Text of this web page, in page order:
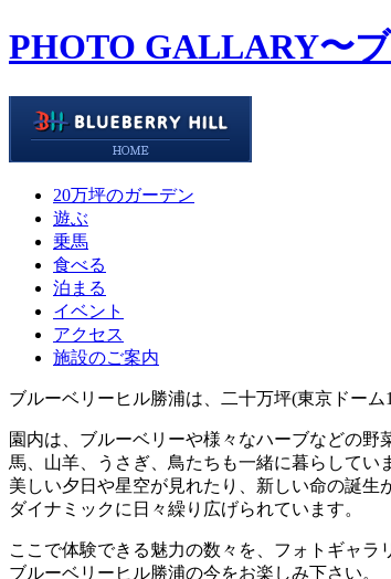
PHOTO GALLARY〜
20万坪のガーデン
遊ぶ
乗馬
食べる
泊まる
イベント
アクセス
施設のご案内
ブルーベリーヒル勝浦は、二十万坪(東京ドーム
園内は、ブルーベリーや様々なハーブなどの野
馬、山羊、うさぎ、鳥たちも一緒に暮らしてい
美しい夕日や星空が見れたり、新しい命の誕
ダイナミックに日々繰り広げられています。
ここで体験できる魅力の数々を、フォトギャラ
ブルーベリーヒル勝浦の今をお楽しみ下さい。